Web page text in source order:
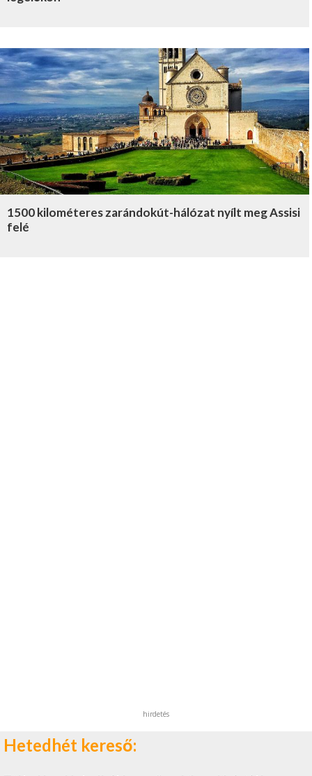
1500 kilométeres zarándokút-hálózat nyílt meg Assisi
felé
hirdetés
Hetedhét kereső: